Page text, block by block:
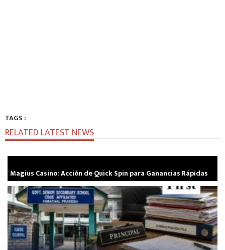
TAGS :
RELATED LATEST NEWS
Magius Casino: Acción de Quick Spin para Ganancias Rápidas